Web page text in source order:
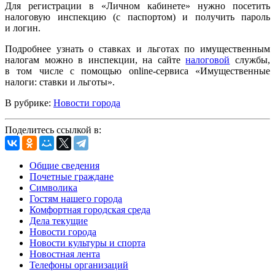
Для регистрации в «Личном кабинете» нужно посетить
налоговую инспекцию (с паспортом) и получить пароль
и логин.
Подробнее узнать о ставках и льготах по имущественным
налогам можно в инспекции, на сайтеналоговой службы,
в том числе с помощью online-сервиса «Имущественные
налоги: ставки и льготы».
В рубрике: Новости города
Поделитесь ссылкой в:
Общие сведения
Почетные граждане
Символика
Гостям нашего города
Комфортная городская среда
Дела текущие
Новости города
Новости культуры и спорта
Новостная лента
Телефоны организаций